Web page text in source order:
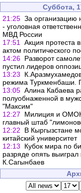
Суббота,
21:25 За организацию
- уголовная
МВД России
17:51
Акция протеста
актом политического
14:26 Разворот
пустил лидеров
13:23
режима Туркменбаши.
13:05 Алина Кабаева
полуобнаженной в
"Максим"
12:27
Милиция и
главный штаб
12:22
В Кыргызстане
китайский университет
12:13
Кубок мира по
разряде опять выиграл
К.Сагынбаев